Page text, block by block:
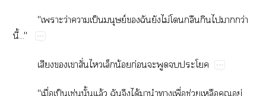
"​ว่​​ป็​ย์​​​​ไม่​​​​​​ว่​
ี้..."
​​​ั่​​​น้​ก่​​​​